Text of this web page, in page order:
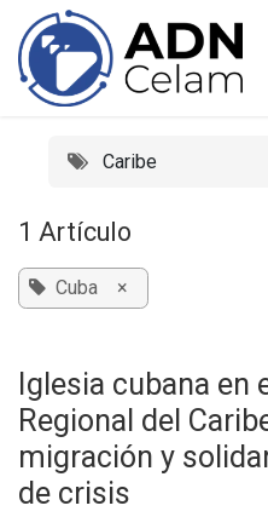
Ir al contenido
Caribe
1 Artículo
Cuba ×
Iglesia cubana en
Regional del
migración y
de crisis